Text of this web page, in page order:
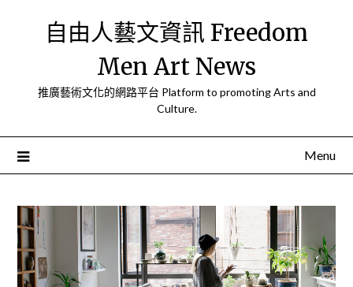
自由人藝文資訊 Freedom
Men Art News
推廣藝術文化的網路平台 Platform to promoting Arts and
Culture.
Menu